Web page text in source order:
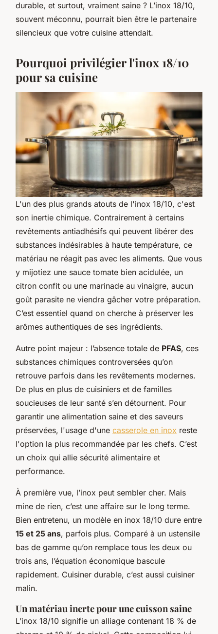
durable, et surtout, vraiment saine ? L’inox 18/10,
souvent méconnu, pourrait bien être le partenaire
silencieux que votre cuisine attendait.
Pourquoi privilégier l'inox 18/10
pour sa cuisine
L'un des plus grands atouts de l'inox 18/10, c'est
son inertie chimique. Contrairement à certains
revêtements antiadhésifs qui peuvent libérer des
substances indésirables à haute température, ce
matériau ne réagit pas avec les aliments. Que vous
y mijotiez une sauce tomate bien acidulée, un
citron confit ou une marinade au vinaigre, aucun
goût parasite ne viendra gâcher votre préparation.
C’est essentiel quand on cherche à préserver les
arômes authentiques de ses ingrédients.
Autre point majeur : l’absence totale de PFAS, ces
substances chimiques controversées qu’on
retrouve parfois dans les revêtements modernes.
De plus en plus de cuisiniers et de familles
soucieuses de leur santé s’en détournent. Pour
garantir une alimentation saine et des saveurs
préservées, l'usage d'une casserole en inox reste
l'option la plus recommandée par les chefs. C’est
un choix qui allie sécurité alimentaire et
performance.
À première vue, l’inox peut sembler cher. Mais
mine de rien, c’est une affaire sur le long terme.
Bien entretenu, un modèle en inox 18/10 dure entre
15 et 25 ans, parfois plus. Comparé à un ustensile
bas de gamme qu’on remplace tous les deux ou
trois ans, l’équation économique bascule
rapidement. Cuisiner durable, c’est aussi cuisiner
malin.
Un matériau inerte pour une cuisson saine
L’inox 18/10 signifie un alliage contenant 18 % de